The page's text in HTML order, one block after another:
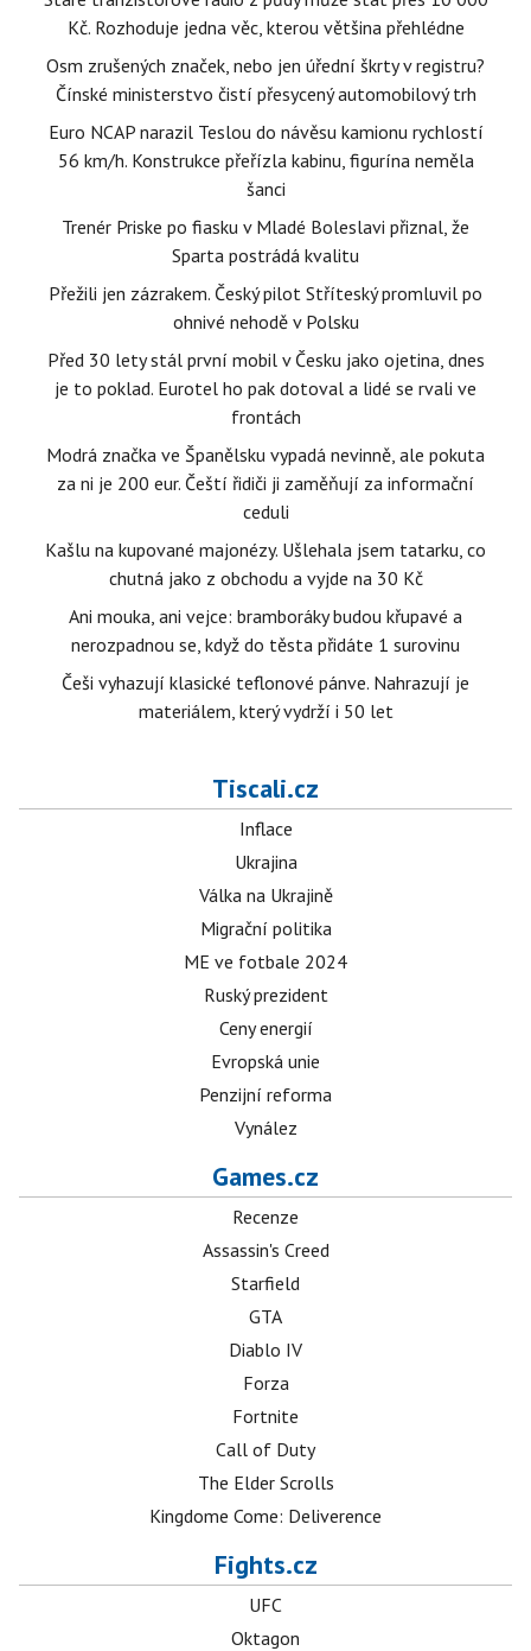
Kč. Rozhoduje jedna věc, kterou většina přehlédne
Osm zrušených značek, nebo jen úřední škrty v registru?
Čínské ministerstvo čistí přesycený automobilový trh
Euro NCAP narazil Teslou do návěsu kamionu rychlostí
56 km/h. Konstrukce přeřízla kabinu, figurína neměla
šanci
Trenér Priske po fiasku v Mladé Boleslavi přiznal, že
Sparta postrádá kvalitu
Přežili jen zázrakem. Český pilot Stříteský promluvil po
ohnivé nehodě v Polsku
Před 30 lety stál první mobil v Česku jako ojetina, dnes
je to poklad. Eurotel ho pak dotoval a lidé se rvali ve
frontách
Modrá značka ve Španělsku vypadá nevinně, ale pokuta
za ni je 200 eur. Čeští řidiči ji zaměňují za informační
ceduli
Kašlu na kupované majonézy. Ušlehala jsem tatarku, co
chutná jako z obchodu a vyjde na 30 Kč
Ani mouka, ani vejce: bramboráky budou křupavé a
nerozpadnou se, když do těsta přidáte 1 surovinu
Češi vyhazují klasické teflonové pánve. Nahrazují je
materiálem, který vydrží i 50 let
Tiscali.cz
Inflace
Ukrajina
Válka na Ukrajině
Migrační politika
ME ve fotbale 2024
Ruský prezident
Ceny energií
Evropská unie
Penzijní reforma
Vynález
Games.cz
Recenze
Assassin's Creed
Starfield
GTA
Diablo IV
Forza
Fortnite
Call of Duty
The Elder Scrolls
Kingdome Come: Deliverence
Fights.cz
UFC
Oktagon